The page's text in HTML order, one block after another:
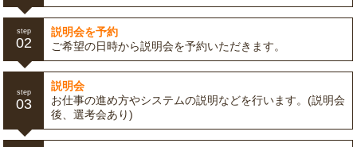
step
02
説明会を予約
ご希望の日時から説明会を予約いただきます。
step
03
説明会
お仕事の進め方やシステムの説明などを行います。(説明会
後、選考会あり)